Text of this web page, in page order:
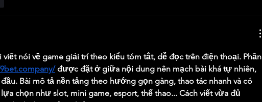
viết nói về game giải trí theo kiểu tóm tắt, dễ đọc trên điện thoại. Phần
được đặt ở giữa nội dung nên mạch bài khá tự nhiên,
Bài mô tả nền tảng theo hướng gọn gàng, thao tác nhanh và có
chọn như slot, mini game, esport, thể thao... Cách viết vừa đủ